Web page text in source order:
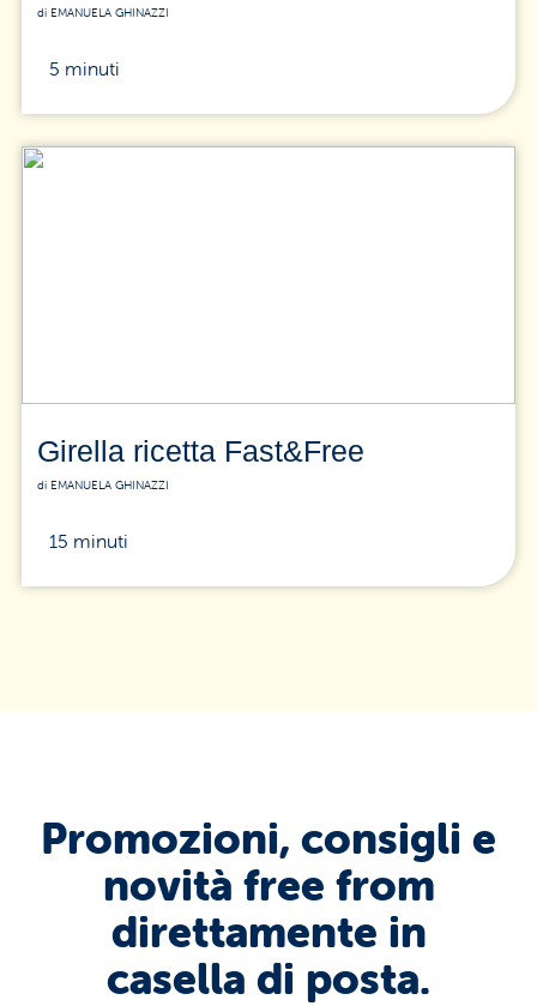
di EMANUELA GHINAZZI
5 minuti
Girella ricetta Fast&Free
di EMANUELA GHINAZZI
15 minuti
Promozioni, consigli e
novità free from
direttamente in
casella di posta.